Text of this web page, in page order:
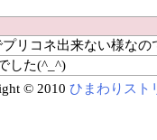
リコネ出来ない様な
した(^_^)
© 2010 ひまわりスト